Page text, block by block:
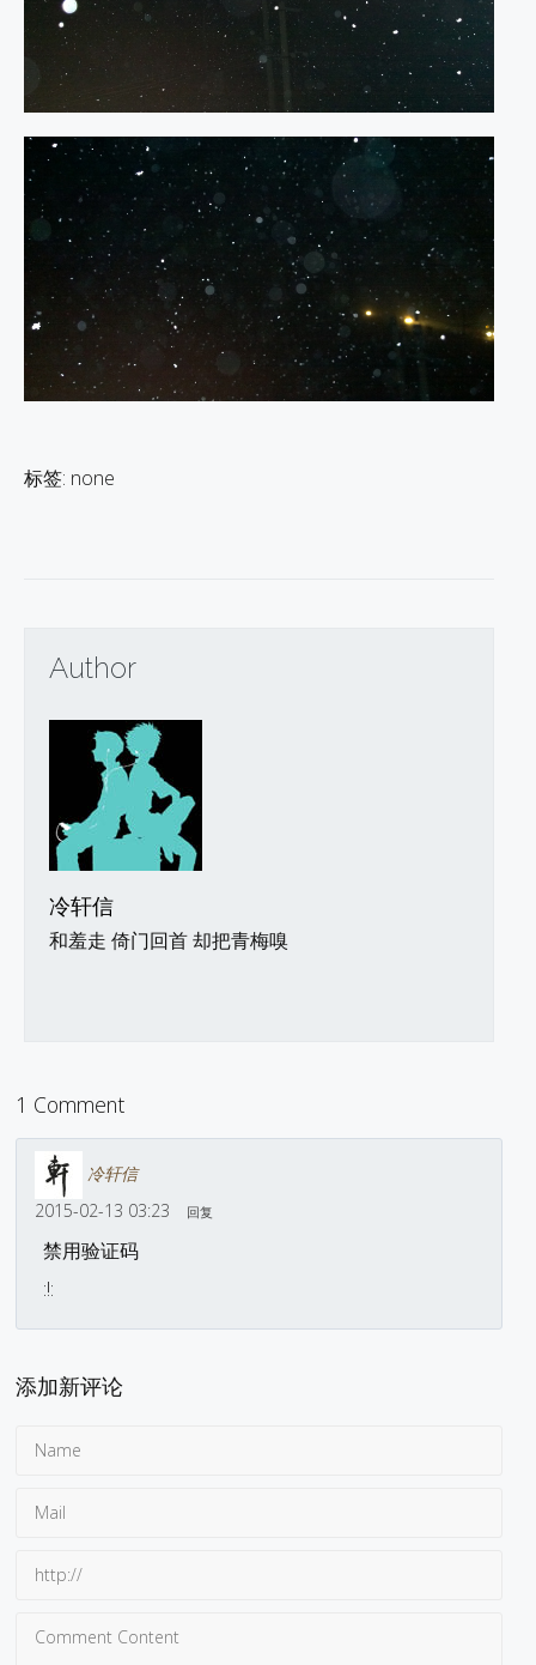
标签: none
Author
冷轩信
和羞走 倚门回首 却把青梅嗅
1 Comment
冷轩信
2015-02-13 03:23
回复
禁用验证码
:!:
添加新评论